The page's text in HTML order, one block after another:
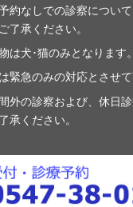
約なしでの診察につい
了承ください。
は犬･猫のみとなります。
緊急のみの対応とさせて
外の診察および、休日
承ください。